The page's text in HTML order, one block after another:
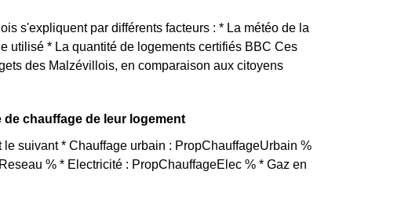
s'expliquent par différents facteurs : * La météo de la
utilisé * La quantité de logements certifiés BBC Ces
des Malzévillois, en comparaison aux citoyens
chauffage de leur logement
suivant * Chauffage urbain : PropChauffageUrbain %
% * Electricité : PropChauffageElec % * Gaz en